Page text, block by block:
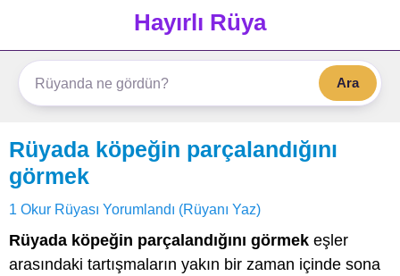
Hayırlı Rüya
Ara
Rüyada köpeğin parçalandığını
görmek
1 Okur Rüyası Yorumlandı (Rüyanı Yaz)
Rüyada köpeğin parçalandığını görmek eşler
arasındaki tartışmaların yakın bir zaman içinde sona